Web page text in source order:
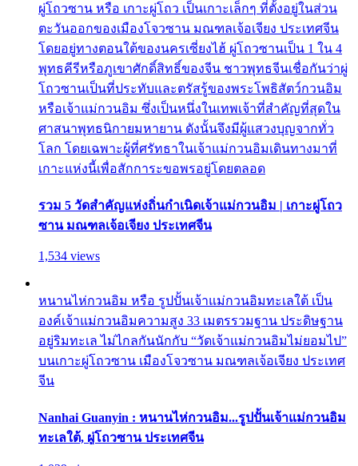
ผู่โถวซาน หรือ เกาะผู่โถว เป็นเกาะเล็กๆ ที่ตั้งอยู่ในส่วน
ตะวันออกของเมืองโจวซาน มณฑลเจ้อเจียง ประเทศจีน
โดยอยู่ทางตอนใต้ของนครเซี่ยงไฮ้ ผู่โถวซานเป็น 1 ใน 4
พุทธคีรีหรือภูเขาศักดิ์สิทธิ์ของจีน ชาวพุทธจีนเชื่อกันว่าผู่
โถวซานเป็นที่ประทับและตรัสรู้ของพระโพธิสัตว์กวนอิม
หรือเจ้าแม่กวนอิม ซึ่งเป็นหนึ่งในเทพเจ้าที่สำคัญที่สุดใน
ศาสนาพุทธนิกายมหายาน ดังนั้นจึงมีผู้แสวงบุญจากทั่ว
โลก โดยเฉพาะผู้ที่ศรัทธาในเจ้าแม่กวนอิมเดินทางมาที่
เกาะแห่งนี้เพื่อสักการะขอพรอยู่โดยตลอด
รวม 5 วัดสำคัญแห่งถิ่นกำเนิดเจ้าแม่กวนอิม | เกาะผู่โถว
ซาน มณฑลเจ้อเจียง ประเทศจีน
1,534 views
หนานไห่กวนอิม หรือ รูปปั้นเจ้าแม่กวนอิมทะเลใต้ เป็น
องค์เจ้าแม่กวนอิมความสูง 33 เมตรรวมฐาน ประดิษฐาน
อยู่ริมทะเล ไม่ไกลกันนักกับ “วัดเจ้าแม่กวนอิมไม่ยอมไป”
บนเกาะผู่โถวซาน เมืองโจวซาน มณฑลเจ้อเจียง ประเทศ
จีน
Nanhai Guanyin : หนานไห่กวนอิม...รูปปั้นเจ้าแม่กวนอิม
ทะเลใต้, ผู่โถวซาน ประเทศจีน